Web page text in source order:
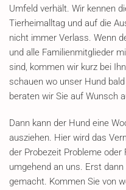
Umfeld verhält. Wir kennen
Tierheimalltag und auf die
nicht immer Verlass. Wenn
und alle Familienmitglieder
sind, kommen wir kurz bei
schauen wo unser Hund
beraten wir Sie auf Wunsch
Dann kann der Hund eine
ausziehen. Hier wird das
der Probezeit Probleme
umgehend an uns. Erst
gemacht. Kommen Sie von